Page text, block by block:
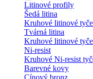
Litinové profily
Šedá litina
Kruhové litinové tyče
Tvárná litina
Kruhové litinové tyče
Ni-resist
Kruhové Ni-resist
Barevné kovy
Cínový bronz